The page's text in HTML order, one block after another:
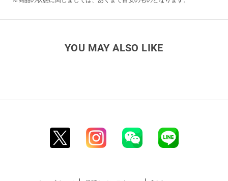
YOU MAY ALSO LIKE